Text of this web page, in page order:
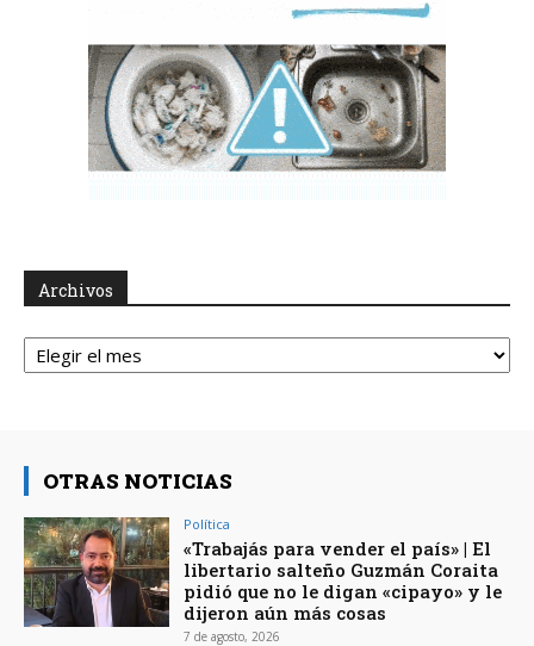
Archivos
Archivos
OTRAS NOTICIAS
Política
«Trabajás para vender el país» | El
libertario salteño Guzmán Coraita
pidió que no le digan «cipayo» y le
dijeron aún más cosas
7 de agosto, 2026